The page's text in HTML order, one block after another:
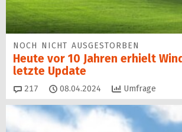
NOCH NICHT AUSGESTORBEN
Heute vor 10 Jahren erhielt
letzte Update
217 Kommentare
08.04.2024 Umfrage